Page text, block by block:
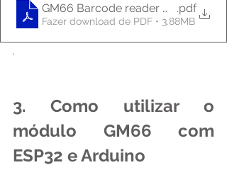
GM66 Barcode reader module
.pdf
Fazer download de PDF • 3.88MB
.
3. Como utilizar o
módulo GM66 com
ESP32 e Arduino